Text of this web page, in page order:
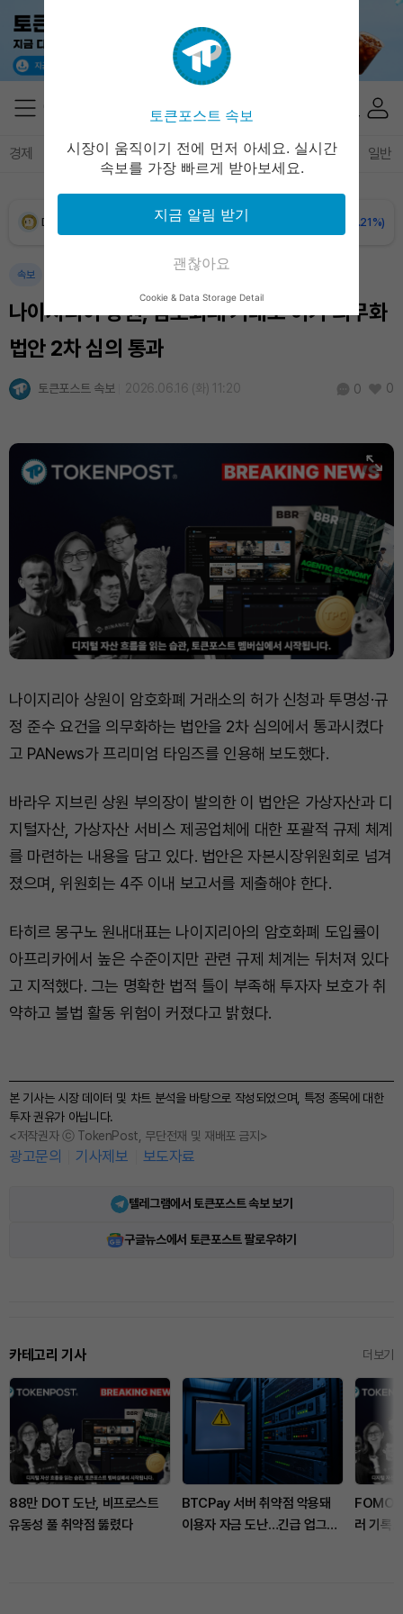
경제 마켓 정책 정치 인사이트 브리핑 속보 일반
XRP (XRP) (+0.54%)
Hyperliquid (HYPE) ₩77,092
Dogecoin (DOGE) (-0.21%)
속보
나이지리아 상원, 암호화폐 거래소 허가 의무화
법안 2차 심의 통과
토큰포스트 속보 2026.06.16 (화) 11:20 0 0
나이지리아 상원이 암호화폐 거래소의 허가 신청과 투명성·규
정 준수 요건을 의무화하는 법안을 2차 심의에서 통과시켰다
고 PANews가 프리미엄 타임즈를 인용해 보도했다.
바라우 지브린 상원 부의장이 발의한 이 법안은 가상자산과 디
지털자산, 가상자산 서비스 제공업체에 대한 포괄적 규제 체계
를 마련하는 내용을 담고 있다. 법안은 자본시장위원회로 넘겨
졌으며, 위원회는 4주 이내 보고서를 제출해야 한다.
타히르 몽구노 원내대표는 나이지리아의 암호화폐 도입률이
아프리카에서 높은 수준이지만 관련 규제 체계는 뒤처져 있다
고 지적했다. 그는 명확한 법적 틀이 부족해 투자자 보호가 취
약하고 불법 활동 위험이 커졌다고 밝혔다.
본 기사는 시장 데이터 및 차트 분석을 바탕으로 작성되었으며, 특정 종목에 대한
투자 권유가 아닙니다.
<저작권자 ⓒ TokenPost, 무단전재 및 재배포 금지>
광고문의 기사제보 보도자료
텔레그램에서 토큰포스트 속보 보기
구글뉴스에서 토큰포스트 팔로우하기
카테고리 기사 더보기
88만 DOT 도난, 비프로스트
유동성 풀 취약점 뚫렸다
BTCPay 서버 취약점 악용돼
이용자 자금 도난…긴급 업그레
FOMO,
러 기록
토큰포스트 속보
시장이 움직이기 전에 먼저 아세요. 실시간
속보를 가장 빠르게 받아보세요.
지금 알림 받기
괜찮아요
Cookie & Data Storage Detail